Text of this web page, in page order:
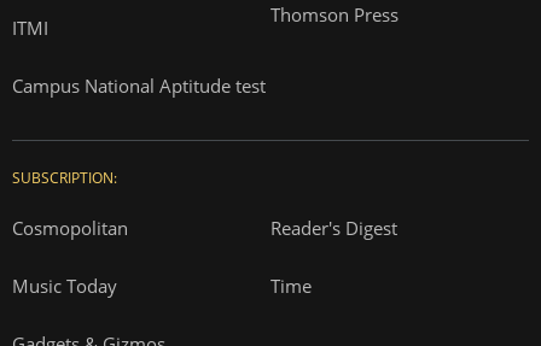
ITMI
Campus National Aptitude test
Thomson Press
SUBSCRIPTION:
Cosmopolitan Reader's Digest
Music Today Time